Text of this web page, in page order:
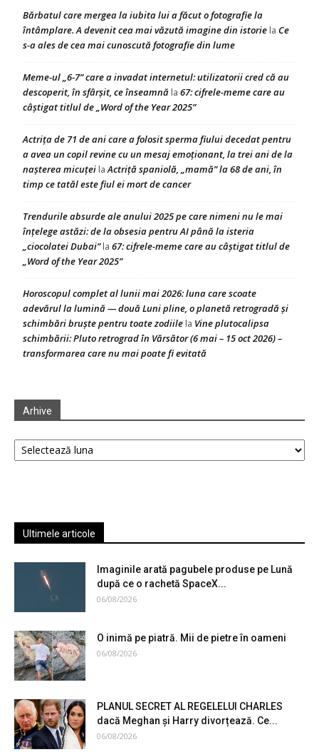
Bărbatul care mergea la iubita lui a făcut o fotografie la
întâmplare. A devenit cea mai văzută imagine din istorie la Ce
s-a ales de cea mai cunoscută fotografie din lume
Meme-ul „6-7” care a invadat internetul: utilizatorii cred că au
descoperit, în sfârșit, ce înseamnă la 67: cifrele-meme care au
câștigat titlul de „Word of the Year 2025”
Actrița de 71 de ani care a folosit sperma fiului decedat pentru
a avea un copil revine cu un mesaj emoționant, la trei ani de la
nașterea micuței laActriță spaniolă, „mamă” la 68 de ani, în
timp ce tatăl este fiul ei mort de cancer
Trendurile absurde ale anului 2025 pe care nimeni nu le mai
înțelege astăzi: de la obsesia pentru AI până la isteria
„ciocolatei Dubai”la 67: cifrele-meme care au câștigat titlul de
„Word of the Year 2025”
Horoscopul complet al lunii mai 2026: luna care scoate
adevărul la lumină — două Luni pline, o planetă retrogradă și
schimbări bruște pentru toate zodiile la Vine plutocalipsa
schimbării: Pluto retrograd în Vărsător (6 mai – 15 oct 2026) –
transformarea care nu mai poate fi evitată
Arhive
Arhive
Ultimele articole
Imaginile arată pagubele produse pe Lună
după ce o rachetă SpaceX...
06/08/2026
O inimă pe piatră. Mii de pietre în oameni
06/08/2026
PLANUL SECRET AL REGELELUI CHARLES
dacă Meghan și Harry divorțează. Ce...
06/08/2026